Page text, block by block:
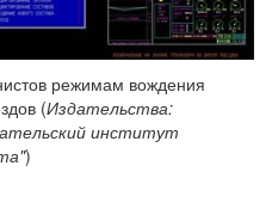
режимам вождения
(Издательства:
институт
)